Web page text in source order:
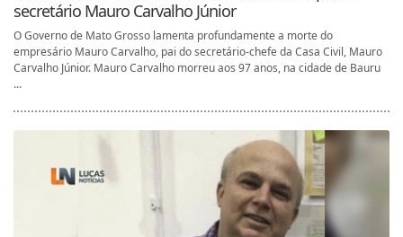
secretário Mauro Carvalho Júnior
O Governo de Mato Grosso lamenta profundamente a morte do
empresário Mauro Carvalho, pai do secretário-chefe da Casa Civil, Mauro
Carvalho Júnior. Mauro Carvalho morreu aos 97 anos, na cidade de Bauru
...